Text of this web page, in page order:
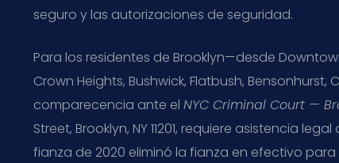
seguro y las autorizaciones de seguridad.
Para los residentes de Brooklyn—desde
Crown Heights, Bushwick, Flatbush,
comparecencia ante el NYC Criminal Court —
Street, Brooklyn, NY 11201, requiere asistencia
fianza de 2020 eliminó la fianza en efectivo